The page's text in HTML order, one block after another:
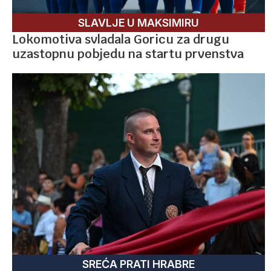
SLAVLJE U MAKSIMIRU
Lokomotiva svladala Goricu za drugu
uzastopnu pobjedu na startu prvenstva
SREĆA PRATI HRABRE